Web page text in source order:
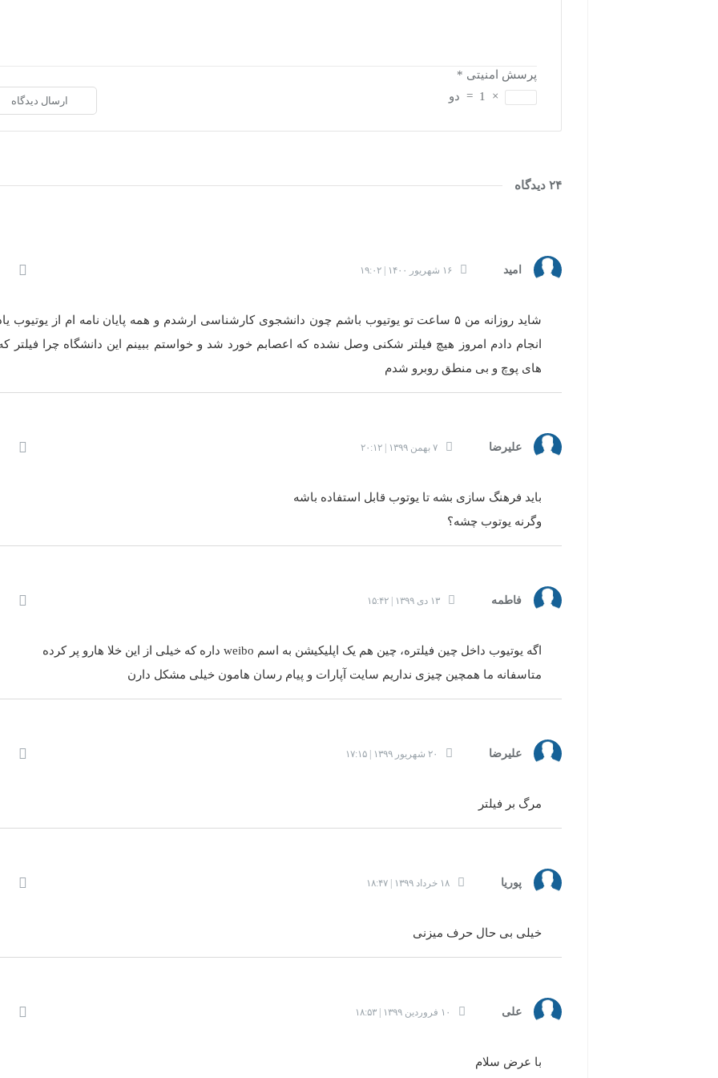
پرسش امنیتی *
×
1
= دو
۲۴ دیدگاه
امید ۱۶ شهریور ۱۴۰۰ | ۱۹:۰۲
شاید روزانه من ۵ ساعت تو یوتیوب باشم چون دانشجوی کارشناسی ارشدم و همه پایان نامه ام از یوتیوب
انجام دادم امروز هیچ فیلتر شکنی وصل نشده که اعصابم خورد شد و خواستم ببینم این دانشگاه چرا فیلتر
های پوچ و بی منطق روبرو شدم
علیرضا ۷ بهمن ۱۳۹۹ | ۲۰:۱۲
باید فرهنگ سازی بشه تا یوتوب قابل استفاده باشه
وگرنه یوتوب چشه؟
فاطمه ۱۳ دی ۱۳۹۹ | ۱۵:۴۲
اگه یوتیوب داخل چین فیلتره، چین هم یک اپلیکیشن به اسم weibo داره که خیلی از این خلا هارو پر کرده
متاسفانه ما همچین چیزی نداریم سایت آپارات و پیام رسان هامون خیلی مشکل دارن
علیرضا ۲۰ شهریور ۱۳۹۹ | ۱۷:۱۵
مرگ بر فیلتر
پوریا ۱۸ خرداد ۱۳۹۹ | ۱۸:۴۷
خیلی بی حال حرف میزنی
علی ۱۰ فروردین ۱۳۹۹ | ۱۸:۵۳
با عرض سلام